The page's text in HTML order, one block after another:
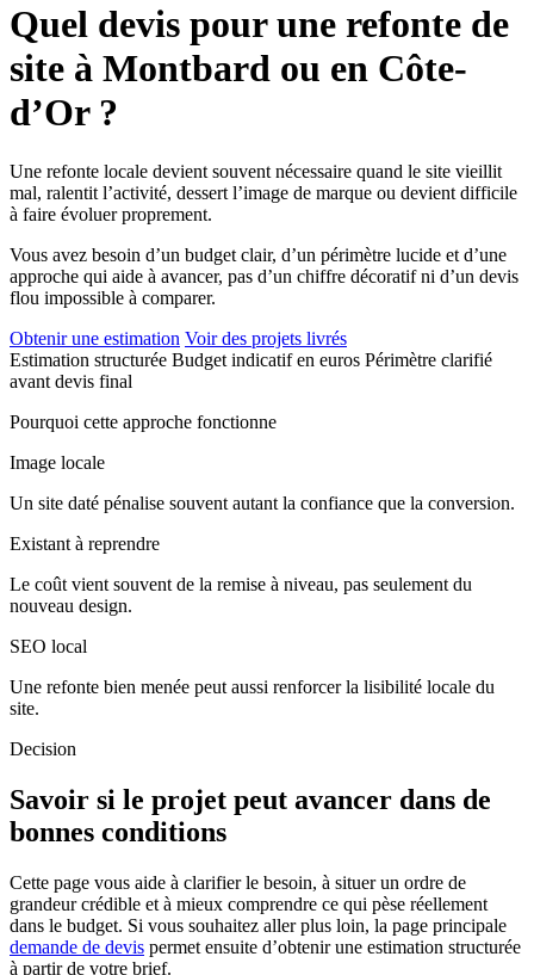
Quel devis pour une refonte de
site à Montbard ou en Côte-
d’Or ?
Une refonte locale devient souvent nécessaire quand le site vieillit
mal, ralentit l’activité, dessert l’image de marque ou devient difficile
à faire évoluer proprement.
Vous avez besoin d’un budget clair, d’un périmètre lucide et d’une
approche qui aide à avancer, pas d’un chiffre décoratif ni d’un devis
flou impossible à comparer.
Obtenir une estimation Voir des projets livrés
Estimation structurée Budget indicatif en euros Périmètre clarifié
avant devis final
Pourquoi cette approche fonctionne
Image locale
Un site daté pénalise souvent autant la confiance que la conversion.
Existant à reprendre
Le coût vient souvent de la remise à niveau, pas seulement du
nouveau design.
SEO local
Une refonte bien menée peut aussi renforcer la lisibilité locale du
site.
Decision
Savoir si le projet peut avancer dans de
bonnes conditions
Cette page vous aide à clarifier le besoin, à situer un ordre de
grandeur crédible et à mieux comprendre ce qui pèse réellement
dans le budget. Si vous souhaitez aller plus loin, la page principale
demande de devis permet ensuite d’obtenir une estimation structurée
à partir de votre brief.